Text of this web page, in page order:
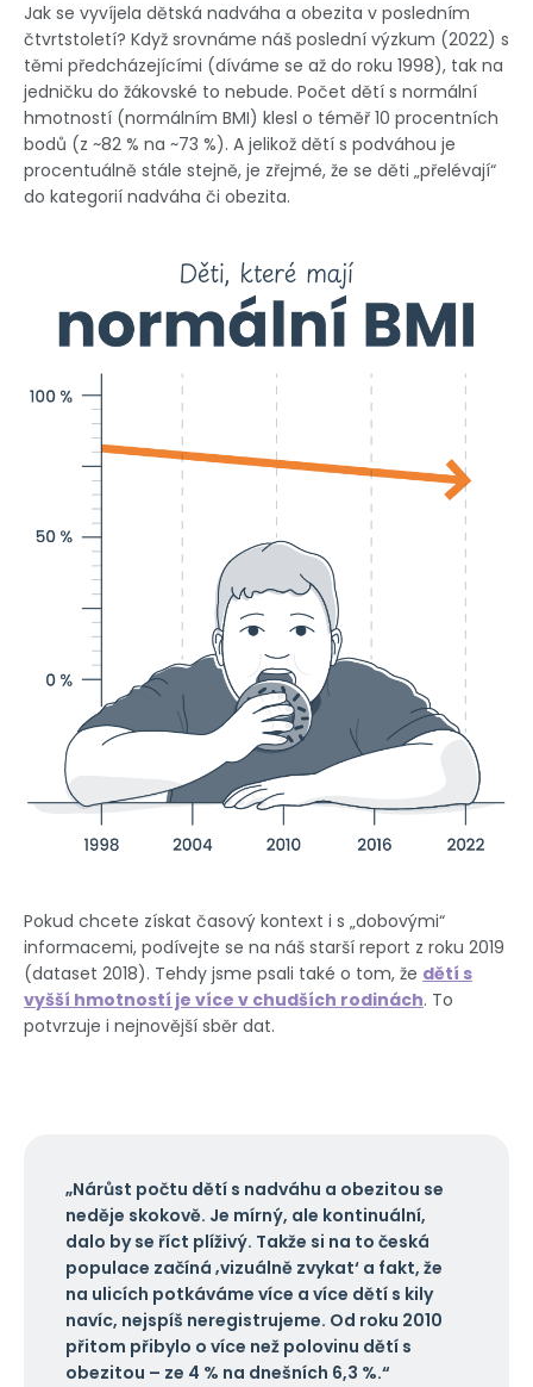
Jak se vyvíjela dětská nadváha a obezita v posledním
čtvrtstoletí? Když srovnáme náš poslední výzkum (2022) s
těmi předcházejícími (díváme se až do roku 1998), tak na
jedničku do žákovské to nebude. Počet dětí s normální
hmotností (normálním BMI) klesl o téměř 10 procentních
bodů (z ~82 % na ~73 %). A jelikož dětí s podváhou je
procentuálně stále stejně, je zřejmé, že se děti „přelévají“
do kategorií nadváha či obezita.
Pokud chcete získat časový kontext i s „dobovými“
informacemi, podívejte se na náš starší report z roku 2019
(dataset 2018). Tehdy jsme psali také o tom, že dětí s
vyšší hmotností je více v chudších rodinách. To
potvrzuje i nejnovější sběr dat.
„Nárůst počtu dětí s nadváhu a obezitou se
neděje skokově. Je mírný, ale kontinuální,
dalo by se říct plíživý. Takže si na to česká
populace začíná ‚vizuálně zvykat‘ a fakt, že
na ulicích potkáváme více a více dětí s kily
navíc, nejspíš neregistrujeme. Od roku 2010
přitom přibylo o více než polovinu dětí s
obezitou – ze 4 % na dnešních 6,3 %.“